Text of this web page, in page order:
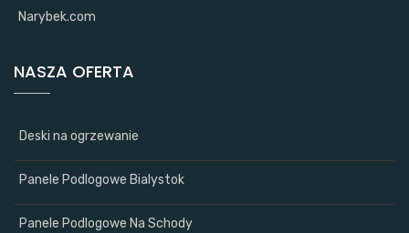
Narybek.com
NASZA OFERTA
Deski na ogrzewanie
Panele Podlogowe Bialystok
Panele Podlogowe Na Schody